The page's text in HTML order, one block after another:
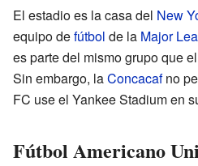
El estadio es la casa del New
equipo defútbol de la Major
es parte del mismo grupo que
Sin embargo, laConcacafno
FC use el Yankee Stadium en
Fútbol Americano